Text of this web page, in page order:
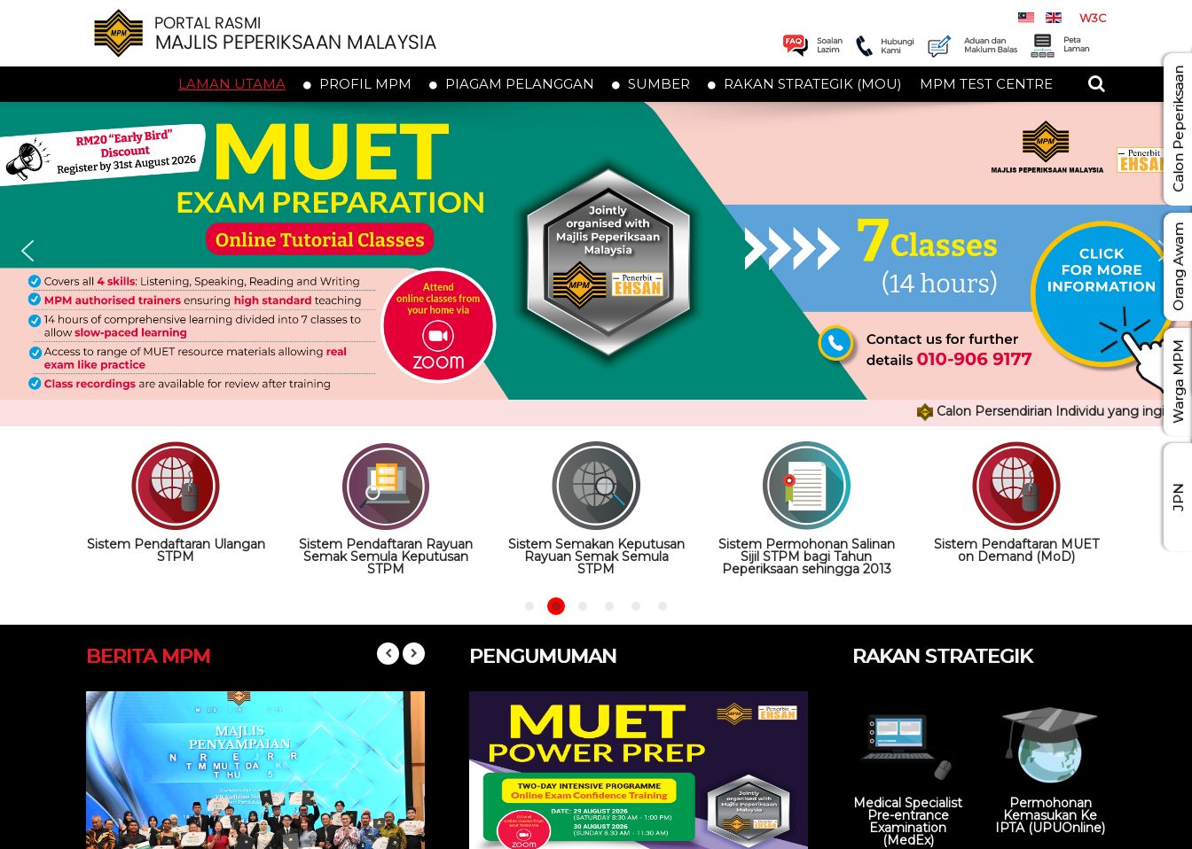
W3C
LAMAN UTAMA PROFIL MPM PIAGAM PELANGGAN SUMBER RAKAN STRATEGIK (MOU) MPM TEST CENTRE
Calon Persendirian Individu yang ingin
Sistem Pendaftaran Ulangan
STPM
Sistem Pendaftaran Rayuan
Semak Semula Keputusan
STPM
Sistem Semakan Keputusan
Rayuan Semak Semula
STPM
Sistem Permohonan Salinan
Sijil STPM bagi Tahun
Peperiksaan sehingga 2013
Sistem Pendaftaran MUET
on Demand (MoD)
BERITA MPM PENGUMUMAN RAKAN STRATEGIK
Medical Specialist
Pre-entrance
Examination
(MedEx)
Permohonan
Kemasukan Ke
IPTA (UPUOnline)
Warga MPM
Calon Peperiksaan
Orang Awam
JPN